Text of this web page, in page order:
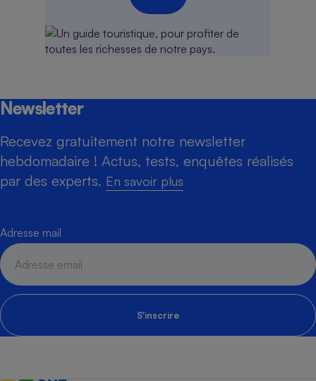
Newsletter
Recevez gratuitement notre newsletter
hebdomadaire ! Actus, tests, enquêtes réalisés
par des experts. En savoir plus
Adresse mail
S'inscrire